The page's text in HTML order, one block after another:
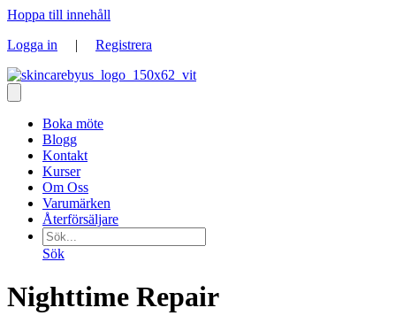
Hoppa till innehåll
Logga in | Registrera
Boka möte
Blogg
Kontakt
Kurser
Om Oss
Varumärken
Återförsäljare
Sök
Nighttime Repair